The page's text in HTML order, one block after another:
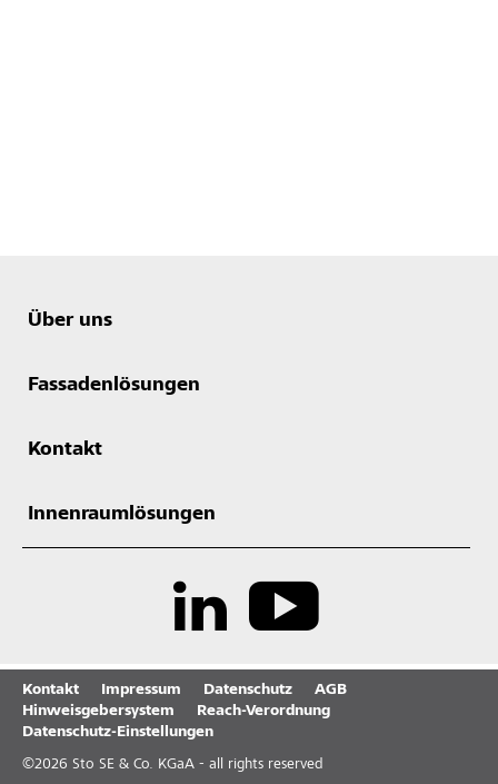
Über uns
Fassadenlösungen
Kontakt
Innenraumlösungen
Kontakt Impressum Datenschutz
AGB
Hinweisgebersystem
Reach-Verordnung
Datenschutz-Einstellungen
©2026 Sto SE & Co. KGaA - all rights reserved